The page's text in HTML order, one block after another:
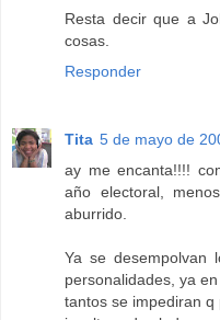
Resta decir que a
cosas.
Responder
Tita 5 de mayo de
ay me encanta!!!!
año electoral,
aburrido.
Ya se desempolvan
personalidades, ya
tantos se impediran